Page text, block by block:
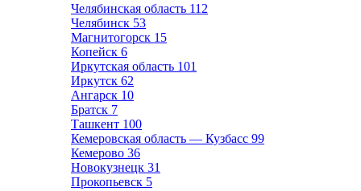
Челябинская область 112
Челябинск 53
Магнитогорск 15
Копейск 6
Иркутская область 101
Иркутск 62
Ангарск 10
Братск 7
Ташкент 100
Кемеровская область — Кузбасс 99
Кемерово 36
Новокузнецк 31
Прокопьевск 5